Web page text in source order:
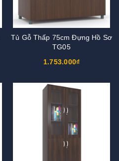
Tủ Gỗ Thấp 75cm Đựng Hồ Sơ
TG05
1.753.000₫